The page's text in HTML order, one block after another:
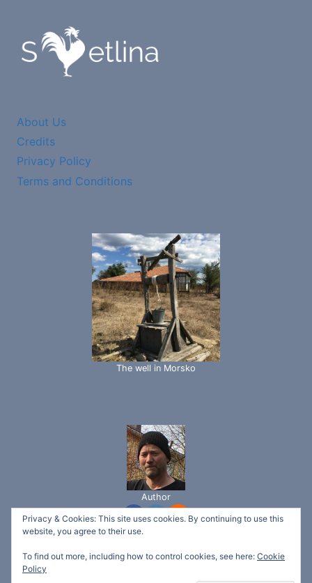
About Us
Credits
Privacy Policy
Terms and Conditions
The well in Morsko
Author
© 2026 Svetlina Garden - Ecotech Bio "ltd" -
Privacy & Cookies: This site uses cookies. By continuing to use this
website, you agree to their use.
To find out more, including how to control cookies, see here: Cookie
Policy